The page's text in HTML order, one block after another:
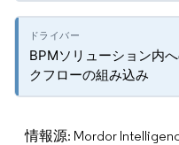
BPMソリューション内
クフローの組み込み
情報源: Mordor